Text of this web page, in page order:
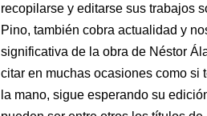
recopilarse y editarse sus trabajos
Pino, también cobra actualidad y
significativa de la obra de Néstor
citar en muchas ocasiones como si
la mano, sigue esperando su